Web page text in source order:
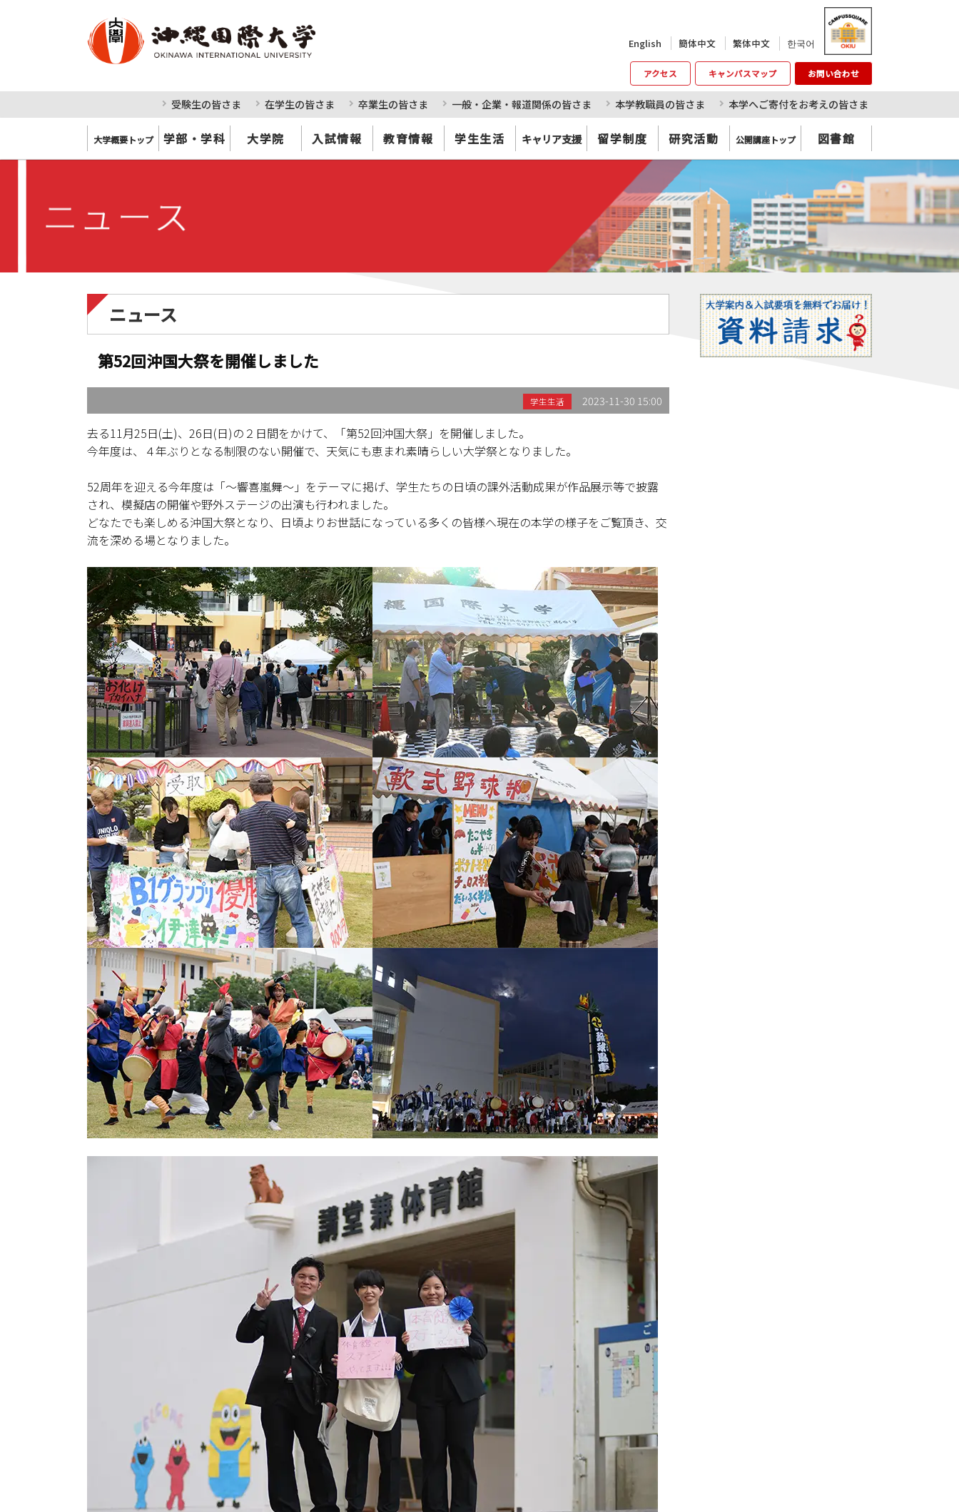
English 簡体中文 繁体中文 한국어
アクセス キャンパスマップ お問い合わせ
受験生の皆さま 在学生の皆さま 卒業生の皆さま 一般・企業・報道関係の皆さま 本学教職員の皆さま 本学へご寄付をお考えの皆さま
大学概要トップ 学部・学科 大学院 入試情報 教育情報 学生生活 キャリア支援 留学制度 研究活動 公開講座トップ 図書館
ニュース
第52回沖国大祭を開催しました
学生生活 2023-11-30 15:00
去る11月25日(土)、26日(日)の２日間をかけて、「第52回沖国大祭」を開催しました。
今年度は、４年ぶりとなる制限のない開催で、天気にも恵まれ素晴らしい大学祭となりました。
52周年を迎える今年度は「〜響喜嵐舞〜」をテーマに掲げ、学生たちの日頃の課外活動成果が作品展示等で披露
され、模擬店の開催や野外ステージの出演も行われました。
どなたでも楽しめる沖国大祭となり、日頃よりお世話になっている多くの皆様へ現在の本学の様子をご覧頂き、交
流を深める場となりました。